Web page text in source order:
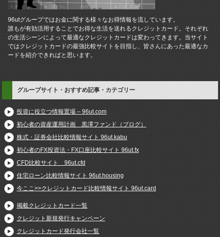
96utグループではお金に関する様々なお得情報を流しています。
誰もが有効活用することでお得な生活を送れるクレジットカード。それぞれ
の生活シーンによって最適なクレジットカードは変わってきます。当サイト
ではクレジットカードの最強比較サイトを目指し、皆さんにあった最適なカ
ードを紹介できればと思います。
グループサイト・おすすめ記事・カテゴリー
投資に役立つ情報置場 – 96ut.com
初心者の資産運用計画 黒澤ファンド（ブログ）
株式・証券会社比較情報サイト 96ut.kabu
初心者のFX投資法・FX口座比較サイト 96ut.fx
CFD比較サイト 96ut.cfd
住宅ローン比較情報サイト 96ut.housing
今ここ>>クレジットカード比較情報サイト 96ut.card
掲載クレジットカード一覧
クレジット新規発行キャンペーン
クレジットカード発行会社一覧